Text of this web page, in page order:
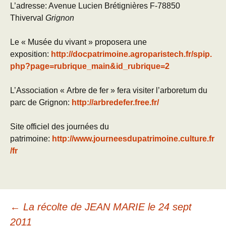
L’adresse: Avenue Lucien Brétignières F-78850
Thiverval Grignon
Le « Musée du vivant » proposera une
exposition: http://docpatrimoine.agroparistech.fr/spip.
php?page=rubrique_main&id_rubrique=2
L’Association « Arbre de fer » fera visiter l’arboretum du
parc de Grignon: http://arbredefer.free.fr/
Site officiel des journées du
patrimoine: http://www.journeesdupatrimoine.culture.fr
/fr
Navigation
← La récolte de JEAN MARIE le 24 sept
2011